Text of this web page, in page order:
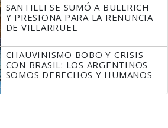
SANTILLI SE SUMÓ A BULLRICH
Y PRESIONA PARA LA RENUNCIA
DE VILLARRUEL
CHAUVINISMO BOBO Y CRISIS
CON BRASIL: LOS ARGENTINOS
SOMOS DERECHOS Y HUMANOS